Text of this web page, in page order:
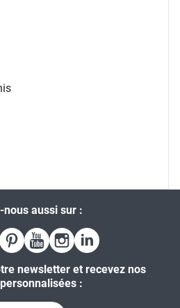
nous aussi sur :
newsletter et recevez nos
: